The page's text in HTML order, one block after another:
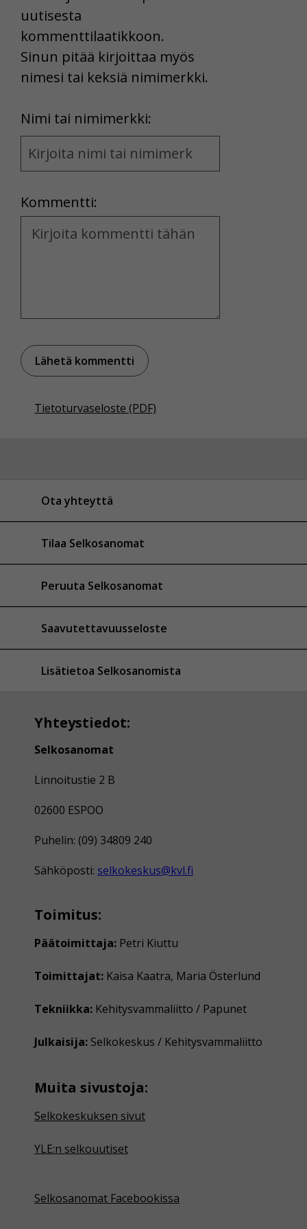
uutisesta
kommenttilaatikkoon.
Sinun pitää kirjoittaa myös
nimesi tai keksiä nimimerkki.
Nimi tai nimimerkki:
Name
and
Kommentti:
Kommentti
Tietoturvaseloste (PDF)
Ota yhteyttä
Tilaa Selkosanomat
Peruuta Selkosanomat
Saavutettavuusseloste
Lisätietoa Selkosanomista
Yhteystiedot:
Selkosanomat
Linnoitustie 2 B
02600 ESPOO
Puhelin: (09) 34809 240
Sähköposti: selkokeskus@kvl.fi
Toimitus:
Päätoimittaja: Petri Kiuttu
Toimittajat: Kaisa Kaatra, Maria Österlund
Tekniikka: Kehitysvammaliitto / Papunet
Julkaisija: Selkokeskus / Kehitysvammaliitto
Muita sivustoja:
Selkokeskuksen sivut
YLE:n selkouutiset
Selkosanomat Facebookissa